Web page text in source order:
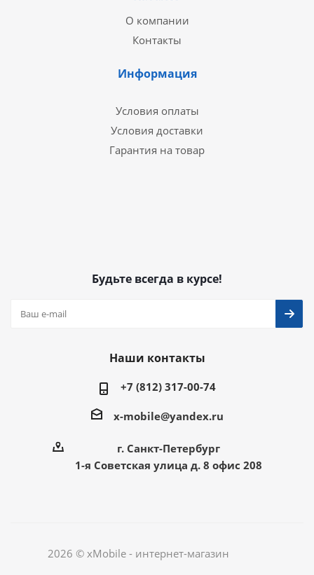
О компании
Контакты
Информация
Условия оплаты
Условия доставки
Гарантия на товар
Будьте всегда в курсе!
Наши контакты
+7 (812) 317-00-74
x-mobile@yandex.ru
г. Санкт-Петербург
1-я Советская улица д. 8 офис 208
2026 © xMobile - интернет-магазин